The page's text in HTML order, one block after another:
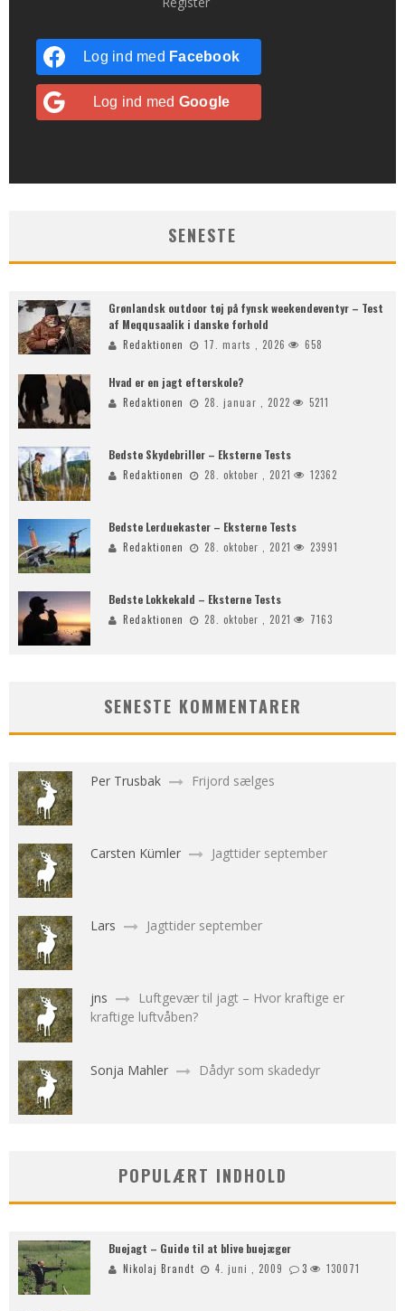
Log ind med Facebook
Log ind med Google
SENESTE
Grønlandsk outdoor tøj på fynsk weekendeventyr – Test
af Meqqusaalik i danske forhold
Redaktionen 17. marts , 2026 658
Hvad er en jagt efterskole?
Redaktionen 28. januar , 2022 5211
Bedste Skydebriller – Eksterne Tests
Redaktionen 28. oktober , 2021 12362
Bedste Lerduekaster – Eksterne Tests
Redaktionen 28. oktober , 2021 23991
Bedste Lokkekald – Eksterne Tests
Redaktionen 28. oktober , 2021 7163
SENESTE KOMMENTARER
Per Trusbak Frijord sælges
Carsten Kümler Jagttider september
Lars Jagttider september
jns
Luftgevær til jagt – Hvor kraftige er
kraftige luftvåben?
Sonja Mahler Dådyr som skadedyr
POPULÆRT INDHOLD
Buejagt – Guide til at blive buejæger
Nikolaj Brandt 4. juni , 2009 3 130071